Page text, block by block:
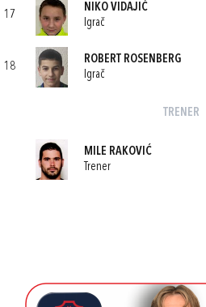
17
NIKO VIDAJIĆ
Igrač
18
ROBERT ROSENBERG
Igrač
TRENER
MILE RAKOVIĆ
Trener